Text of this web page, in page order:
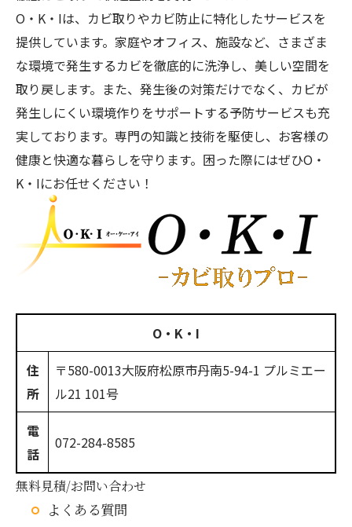
O・K・Iは、 カビ取りやカビ防止に特化したサービスを
提供しています。家庭やオフィス、施設など、さまざま
な環境で発生するカビを徹底的に洗浄し、美しい空間を
取り戻します。また、発生後の対策だけでなく、カビが
発生しにくい環境作りをサポートする予防サービスも充
実しております。専門の知識と技術を駆使し、お客様の
健康と快適な暮らしを守ります。困った際にはぜひO・
K・Iにお任せください！
O・K・I
住
所
〒580-0013大阪府松原市丹南5-94-1 プルミエー
ル21 101号
電
話
072-284-8585
無料見積/お問い合わせ
よくある質問